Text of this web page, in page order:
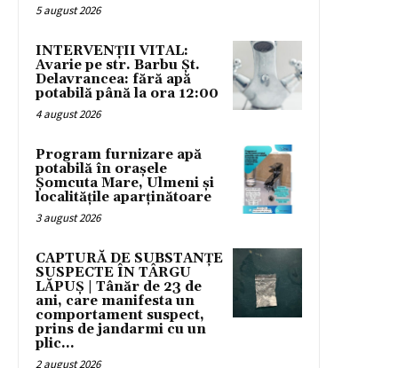
5 august 2026
INTERVENȚII VITAL:
Avarie pe str. Barbu Șt.
Delavrancea: fără apă
potabilă până la ora 12:00
4 august 2026
Program furnizare apă
potabilă în orașele
Șomcuta Mare, Ulmeni și
localitățile aparținătoare
3 august 2026
CAPTURĂ DE SUBSTANȚE
SUSPECTE ÎN TÂRGU
LĂPUȘ | Tânăr de 23 de
ani, care manifesta un
comportament suspect,
prins de jandarmi cu un
plic...
2 august 2026